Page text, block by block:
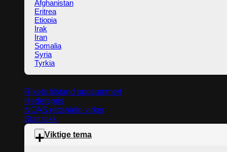
Afghanistan
Eritrea
Etiopia
Irak
Iran
Somalia
Syria
Tyrkia
Rikets tilstand oppsummert
Hederspris
NOAS rettshjelp virker
Statistikk
Viktige tema